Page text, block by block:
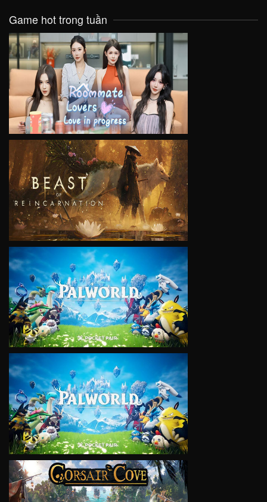
Game hot trong tuần
VIEW
VIEW
VIEW
VIEW